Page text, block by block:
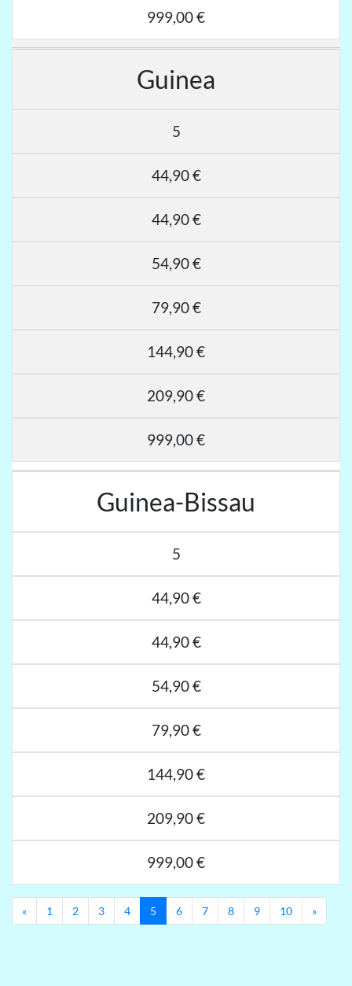
999,00 €
Guinea
5
44,90 €
44,90 €
54,90 €
79,90 €
144,90 €
209,90 €
999,00 €
Guinea-Bissau
5
44,90 €
44,90 €
54,90 €
79,90 €
144,90 €
209,90 €
999,00 €
«Previous
1 2 3 4 5 6 7 8 9 10 »Next